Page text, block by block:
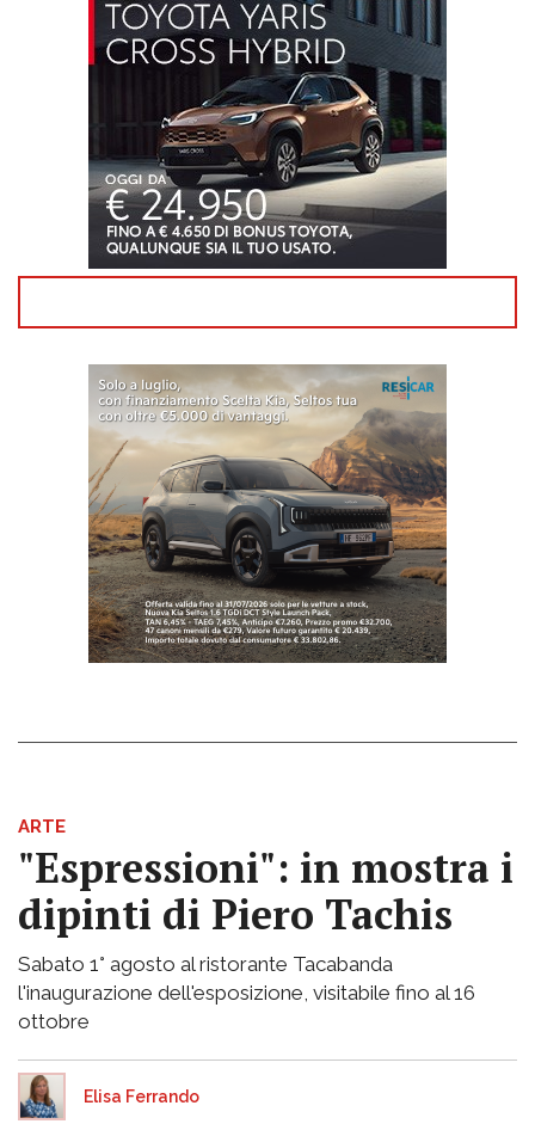
ARTE
"Espressioni": in mostra i
dipinti di Piero Tachis
Sabato 1° agosto al ristorante Tacabanda
l'inaugurazione dell'esposizione, visitabile fino al 16
ottobre
Elisa Ferrando